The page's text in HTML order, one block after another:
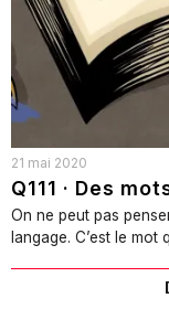
21 mai 2020
Q111 · Des
On ne peut pas
langage. C’est le